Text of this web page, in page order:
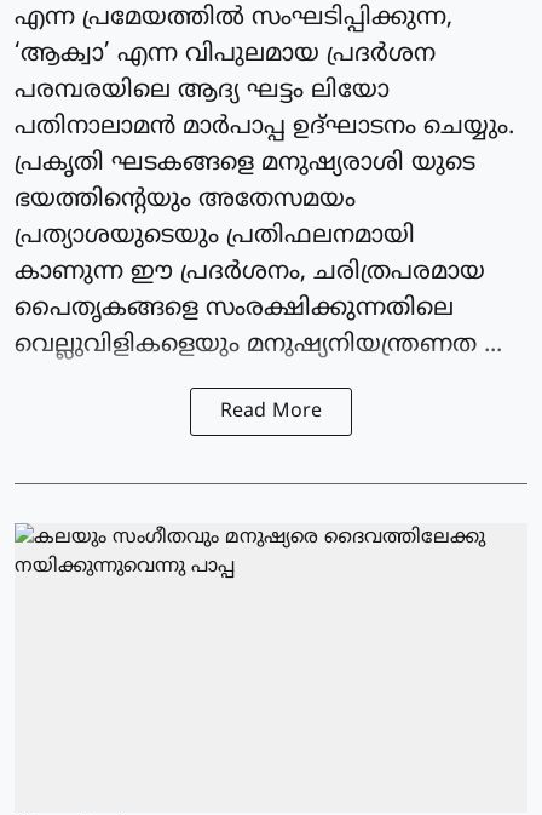
എന്ന പ്രമേയത്തില്‍ സംഘടിപ്പിക്കുന്ന,
‘ആക്വാ’ എന്ന വിപുലമായ പ്രദര്‍ശന
പരമ്പരയിലെ ആദ്യ ഘട്ടം ലിയോ
പതിനാലാമന്‍ മാര്‍പാപ്പ ഉദ്ഘാടനം ചെയ്യും.
പ്രകൃതി ഘടകങ്ങളെ മനുഷ്യരാശി യുടെ
ഭയത്തിന്റെയും അതേസമയം
പ്രത്യാശയുടെയും പ്രതിഫലനമായി
കാണുന്ന ഈ പ്രദര്‍ശനം, ചരിത്രപരമായ
പൈതൃകങ്ങളെ സംരക്ഷിക്കുന്നതിലെ
വെല്ലുവിളികളെയും മനുഷ്യനിയന്ത്രണത ...
Read More